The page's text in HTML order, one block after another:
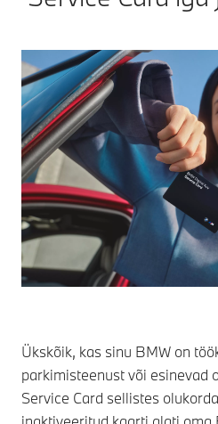
Ükskõik, kas sinu BMW on
parkimisteenust või esinevad
Service Card sellistes